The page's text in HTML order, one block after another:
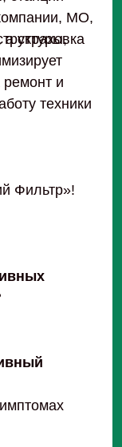
МО,
страховка
ремонт и
техники
Фильтр»!